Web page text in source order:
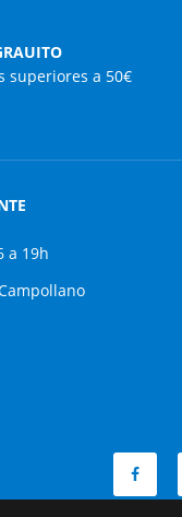
superiores a 50€
a 19h